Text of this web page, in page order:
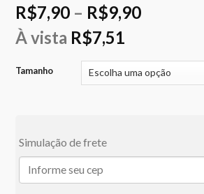
R$7,90 – R$9,90Price
through
R$9,90
À vista R$7,51
Tamanho
Simulação de frete